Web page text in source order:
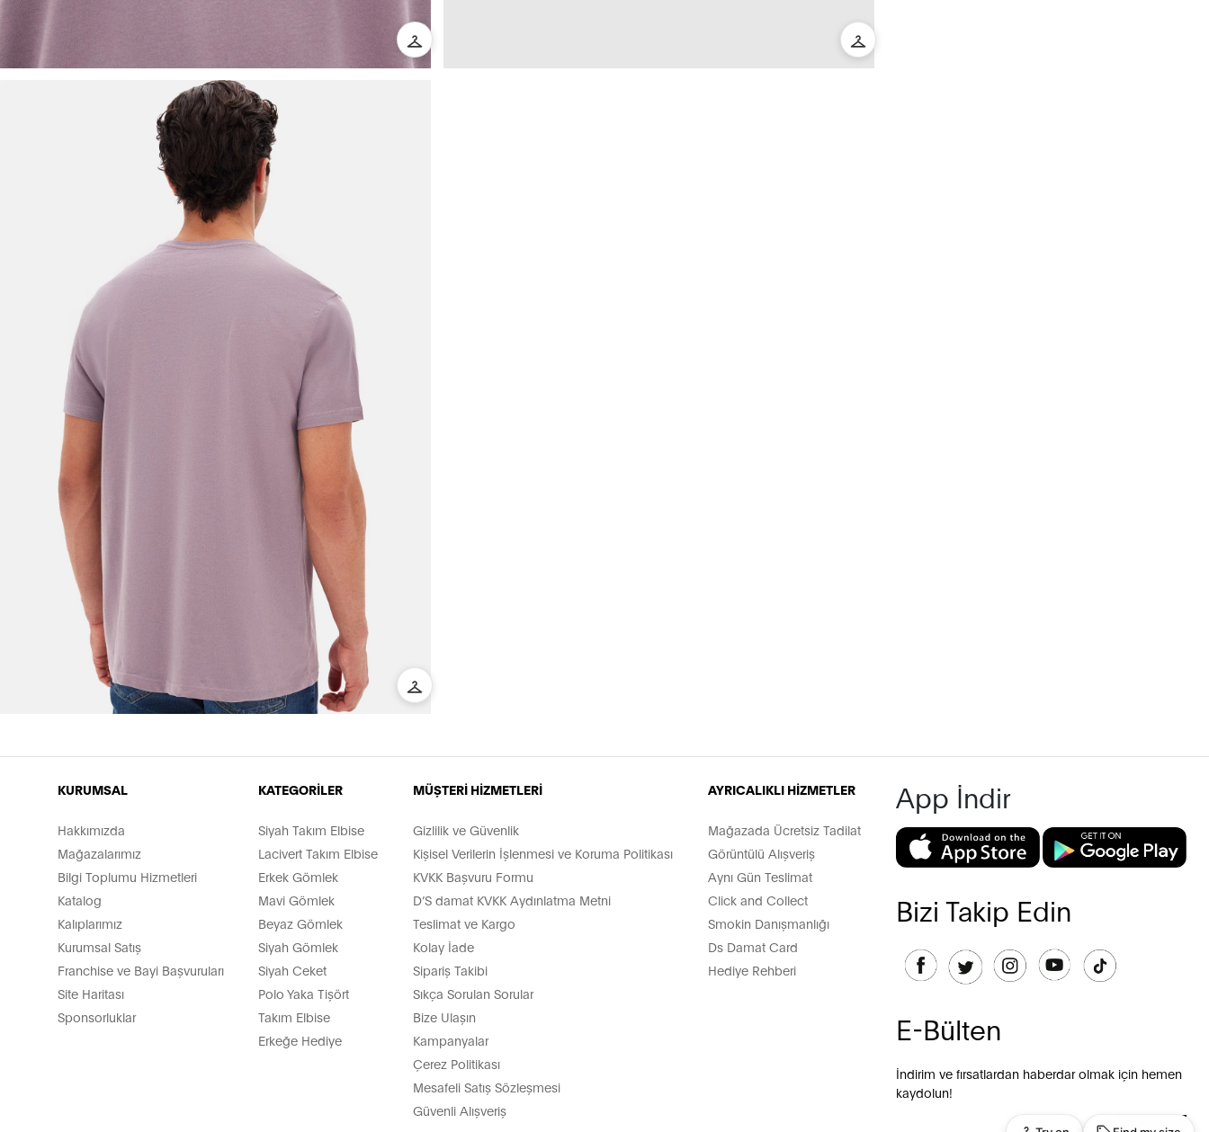
KURUMSAL
Hakkımızda
Mağazalarımız
Bilgi Toplumu Hizmetleri
Katalog
Kalıplarımız
Kurumsal Satış
Franchise ve Bayi Başvuruları
Site Haritası
Sponsorluklar
KATEGORİLER
Siyah Takım Elbise
Lacivert Takım Elbise
Erkek Gömlek
Mavi Gömlek
Beyaz Gömlek
Siyah Gömlek
Siyah Ceket
Polo Yaka Tişört
Takım Elbise
Erkeğe Hediye
MÜŞTERİ HİZMETLERİ
Gizlilik ve Güvenlik
Kişisel Verilerin İşlenmesi ve Koruma Politikası
KVKK Başvuru Formu
D’S damat KVKK Aydınlatma Metni
Teslimat ve Kargo
Kolay İade
Sipariş Takibi
Sıkça Sorulan Sorular
Bize Ulaşın
Kampanyalar
Çerez Politikası
Mesafeli Satış Sözleşmesi
Güvenli Alışveriş
AYRICALIKLI HİZMETLER
Mağazada Ücretsiz Tadilat
Görüntülü Alışveriş
Aynı Gün Teslimat
Click and Collect
Smokin Danışmanlığı
Ds Damat Card
Hediye Rehberi
App İndir
Bizi Takip Edin
E-Bülten
İndirim ve fırsatlardan haberdar olmak için hemen
kaydolun!